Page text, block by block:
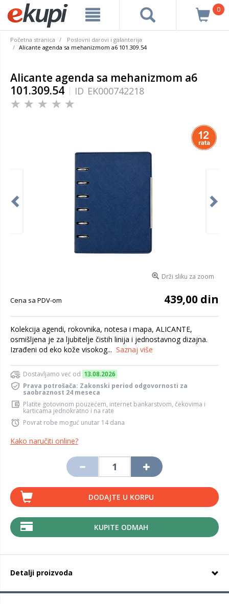
0
Početna stranica
Poslovni darovi i galanterija
Alicante agenda sa mehanizmom a6 101.309.54
Alicante agenda sa mehanizmom a6
101.309.54
ID EK000742218
Drži sliku za zoom
Cena sa PDV-om 439,00 din
Kolekcija agendi, rokovnika, notesa i mapa, ALICANTE,
osmišljena je za ljubitelje čistih linija i jednostavnog dizajna.
Izrađeni od eko kože visokog... Saznaj više
Dostavljamo već od 13.08.2026
Prava potrošača: Zakonski period odgovornosti za
saobraznost 24 meseca
Platite gotovinom pouzećem, internet bankarstvom, čekovima i
karticama jednokratno i na rate
Povrat robe moguć unutar 14 dana
Kako naručiti online?
DODAJTE U KORPU
KUPITE ODMAH
Detalji proizvoda